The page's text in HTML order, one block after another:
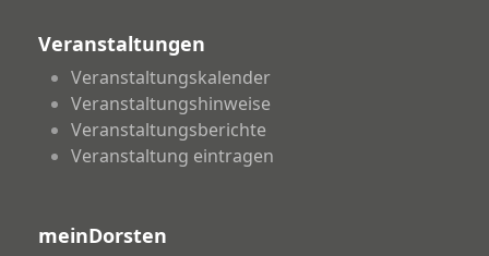
Veranstaltungen
Veranstaltungskalender
Veranstaltungshinweise
Veranstaltungsberichte
Veranstaltung eintragen
meinDorsten